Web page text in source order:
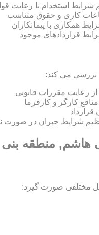
شرایط استخدام با رعایت
کاری و حقوق متناسب
همکاری با پیمانکاران
قراردادهای موجود
بررسی می کند:
از رعایت مقررات قانونی
کارگر و کارفرما
قرارداد
شرایط جبران در صورت
هاشم, منطقه
مختلفی صورت گیرد: